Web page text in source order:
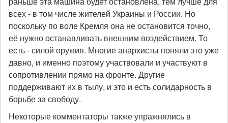
всех - в том числе жителей Украины и России. Но
поскольку по воле Кремля она не остановится точно,
её нужно останавливать внешним воздействием. То
есть - силой оружия. Многие анархисты поняли это уже
давно, и именно поэтому участвовали и участвуют в
сопротивлении прямо на фронте. Другие
поддерживают их в тылу, и это и есть солидарность в
борьбе за свободу.
Некоторые комментаторы также упражнялись в